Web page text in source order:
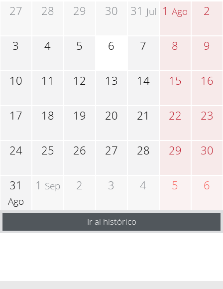
27 28 29 30 31 Jul 1Ago 2
3 4 5 6 7 8 9
10 11 12 13 14 15 16
17 18 19 20 21 22 23
24 25 26 27 28 29 30
31
Ago
1 Sep 2 3 4 5 6
Ir al histórico